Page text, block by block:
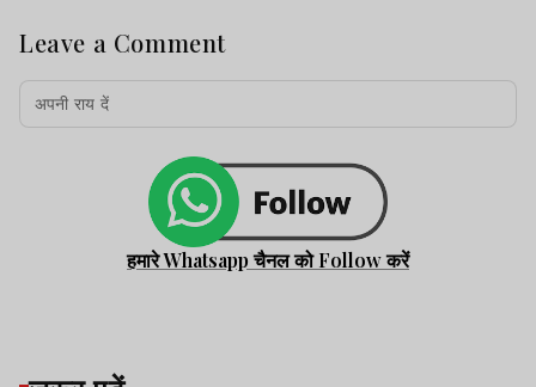
Leave a Comment
हमारे Whatsapp चैनल को Follow करें